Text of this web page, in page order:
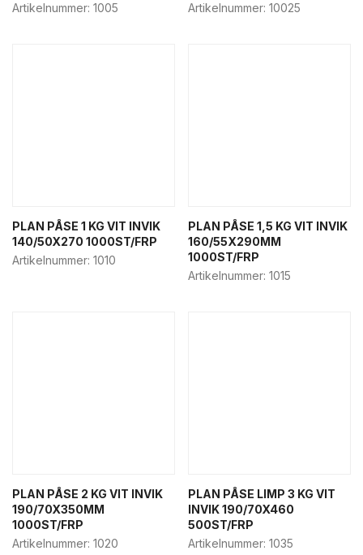
Artikelnummer: 1005
Artikelnummer: 10025
PLAN PÅSE 1 KG VIT INVIK
140/50X270 1000ST/FRP
Artikelnummer: 1010
PLAN PÅSE 1,5 KG VIT INVIK
160/55X290MM
1000ST/FRP
Artikelnummer: 1015
PLAN PÅSE 2 KG VIT INVIK
190/70X350MM
1000ST/FRP
Artikelnummer: 1020
PLAN PÅSE LIMP 3 KG VIT
INVIK 190/70X460
500ST/FRP
Artikelnummer: 1035